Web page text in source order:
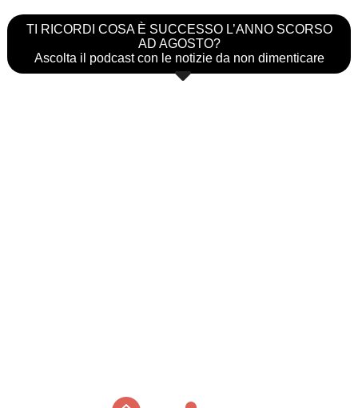
TI RICORDI COSA È SUCCESSO L’ANNO SCORSO
AD AGOSTO?
Ascolta il podcast con le notizie da non dimenticare